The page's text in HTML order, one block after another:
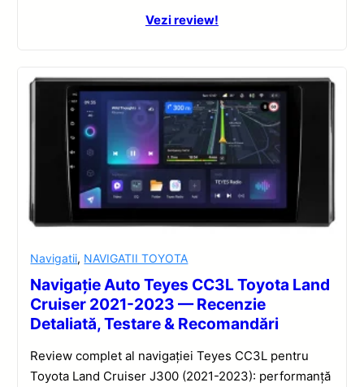
Vezi review!
Navigatii, NAVIGATII TOYOTA
Navigație Auto Teyes CC3L Toyota Land
Cruiser 2021-2023 — Recenzie
Detaliată, Testare & Recomandări
Review complet al navigației Teyes CC3L pentru
Toyota Land Cruiser J300 (2021-2023): performanță